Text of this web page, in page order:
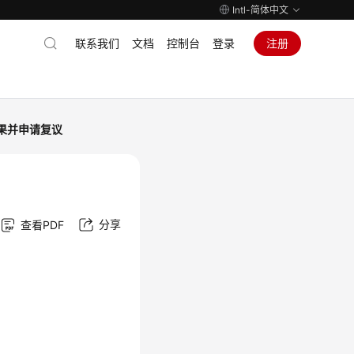
Intl-简体中文
联系我们 文档 控制台 登录 注册
并申请复议
查看PDF 分享